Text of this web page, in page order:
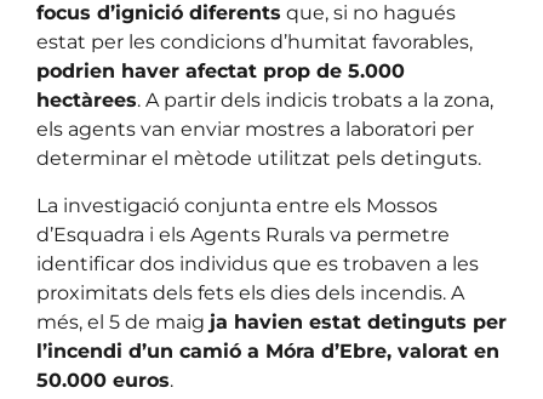
focus d’ignició diferents que, si no hagués
estat per les condicions d’humitat favorables,
podrien haver afectat prop de 5.000
hectàrees. A partir dels indicis trobats a la zona,
els agents van enviar mostres a laboratori per
determinar el mètode utilitzat pels detinguts.
La investigació conjunta entre els Mossos
d’Esquadra i els Agents Rurals va permetre
identificar dos individus que es trobaven a les
proximitats dels fets els dies dels incendis. A
més, el 5 de maig ja havien estat detinguts per
l’incendi d’un camió a Móra d’Ebre, valorat en
50.000 euros.